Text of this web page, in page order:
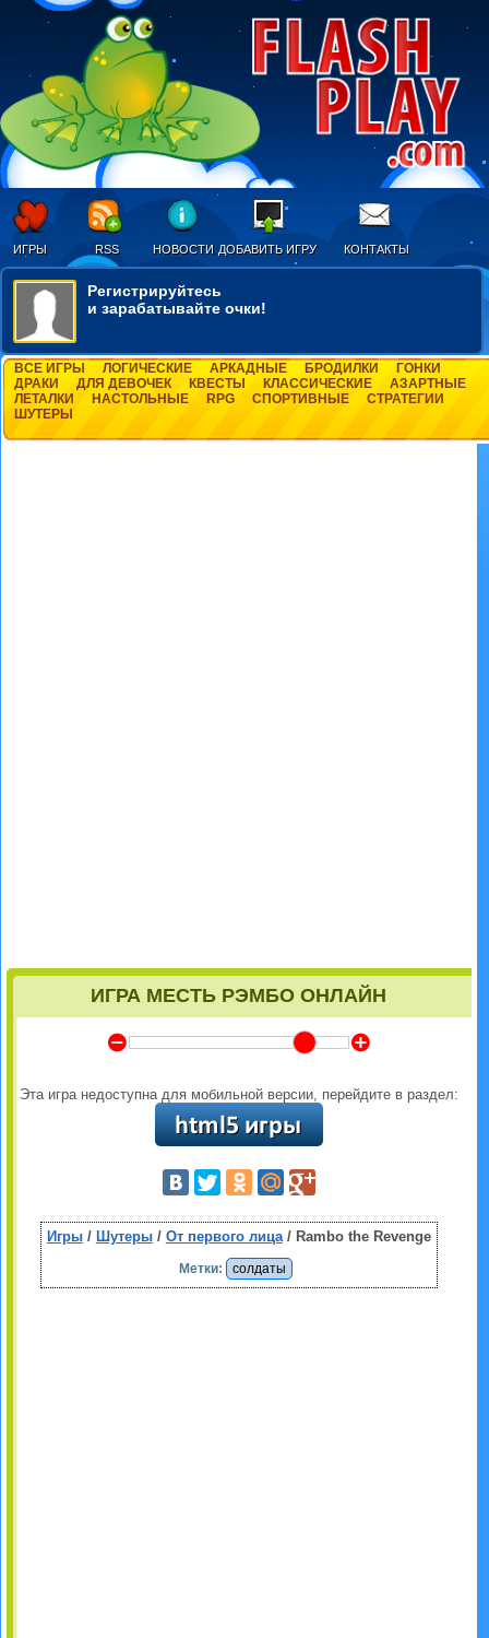
ИГРЫ RSS НОВОСТИ ДОБАВИТЬ ИГРУ КОНТАКТЫ
Регистрируйтесь
и зарабатывайте очки!
ВСЕ ИГРЫ ЛОГИЧЕСКИЕ АРКАДНЫЕ БРОДИЛКИ
ГОНКИ
ДРАКИ
ДЛЯ ДЕВОЧЕК КВЕСТЫ КЛАССИЧЕСКИЕ
АЗАРТНЫЕ
ЛЕТАЛКИ
НАСТОЛЬНЫЕ RPG СПОРТИВНЫЕ
СТРАТЕГИИ
ШУТЕРЫ
ИГРА МЕСТЬ РЭМБО ОНЛАЙН
Y Z
Эта игра недоступна для мобильной версии, перейдите в раздел:
Игры/ Шутеры/ От первого лица/ Rambo the Revenge
Метки: солдаты